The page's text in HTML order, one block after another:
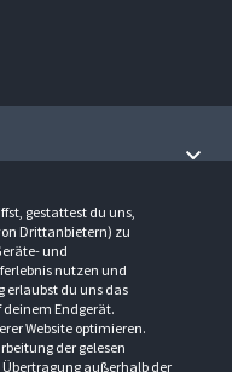
gestattest du uns,
Drittanbietern) zu
und
nutzen und
erlaubst du uns das
Endgerät.
Website optimieren.
der gelesen
außerhalb der